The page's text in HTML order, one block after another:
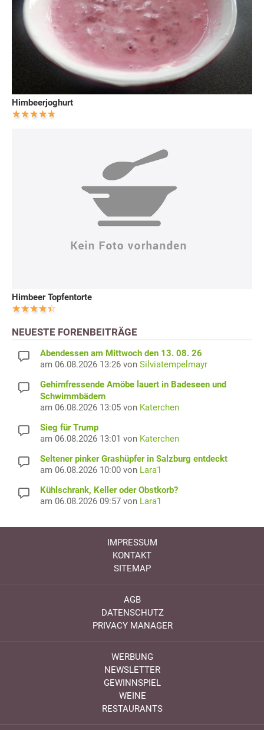
Himbeerjoghurt
Himbeer Topfentorte
NEUESTE FORENBEITRÄGE
Abendessen am Mittwoch den 13. 08. 26
am 06.08.2026 13:26 von Silviatempelmayr
Gehirnfressende Amöbe lauert in Badeseen und
Schwimmbädern
am 06.08.2026 13:05 von Katerchen
Sieg für Trump
am 06.08.2026 13:01 von Katerchen
Seltener pinker Grashüpfer in Salzburg entdeckt
am 06.08.2026 10:00 von Lara1
Kühlschrank, Keller oder Obstkorb?
am 06.08.2026 09:57 von Lara1
IMPRESSUM
KONTAKT
SITEMAP
AGB
DATENSCHUTZ
PRIVACY MANAGER
WERBUNG
NEWSLETTER
GEWINNSPIEL
WEINE
RESTAURANTS